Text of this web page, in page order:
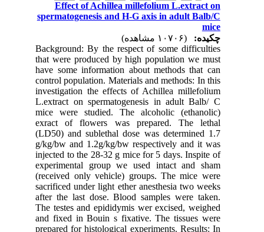
Effect of Achillea millefolium L.extract on
spermatogenesis and H-G axis in adult Balb/C
mice
چکیده:
Background: By the respect of some difficulties
that were produced by high population we must
have some information about methods that can
control population. Materials and methods: In this
investigation the effects of Achillea millefolium
L.extract on spermatogenesis in adult Balb/ C
mice were studied. The alcoholic (ethanolic)
exract of flowers was prepared. The lethal
(LD50) and sublethal dose was determined 1.7
g/kg/bw and 1.2g/kg/bw respectively and it was
injected to the 28-32 g mice for 5 days. Inspite of
experimental group we used intact and sham
(received only vehicle) groups. The mice were
sacrificed under light ether anesthesia two weeks
after the last dose. Blood samples were taken.
The testes and epididymis wer excised, weighed
and fixed in Bouin s fixative. The tissues were
prepared for histological experiments. Results: In